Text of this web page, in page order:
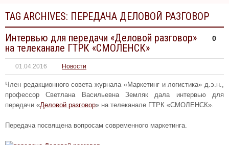
TAG ARCHIVES: ПЕРЕДАЧА ДЕЛОВОЙ РАЗГОВОР
0
Интервью для передачи «Деловой разговор»
на телеканале ГТРК «CМОЛЕНСК»
01.04.2016 Новости
Член редакционного совета журнала «Маркетинг и логистика» д.э.н.,
профессор Светлана Васильевна Земляк дала интервью для
передачи «Деловой разговор» на телеканале ГТРК «CМОЛЕНСК».
Передача посвящена вопросам современного маркетинга.